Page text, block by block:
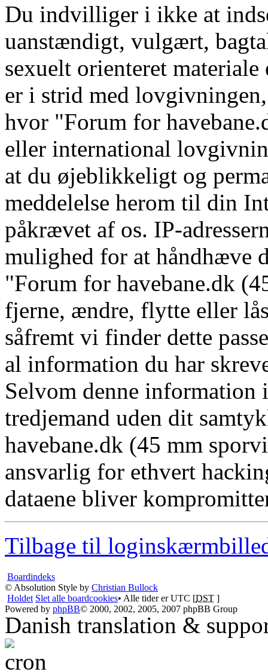
Du indvilliger i ikke at
uanstændigt, vulgært,
sexuelt orienteret
er i strid med
hvor "Forum for
eller international
at du øjeblikkeligt og
meddelelse herom til din
påkrævet af os. IP-
mulighed for at håndhæve
"Forum for havebane.dk
fjerne, ændre, flytte eller
såfremt vi finder dette
al information du har
Selvom denne
tredjemand uden dit
havebane.dk (45 mm
ansvarlig for ethvert
dataene bliver
Tilbage til
Boardindeks
© Absolution Style by Christian Bullock
Holdet Slet alle boardcookies• Alle tider er UTC [DST ]
Powered by phpBB© 2000, 2002, 2005, 2007 phpBB Group
Danish translation &